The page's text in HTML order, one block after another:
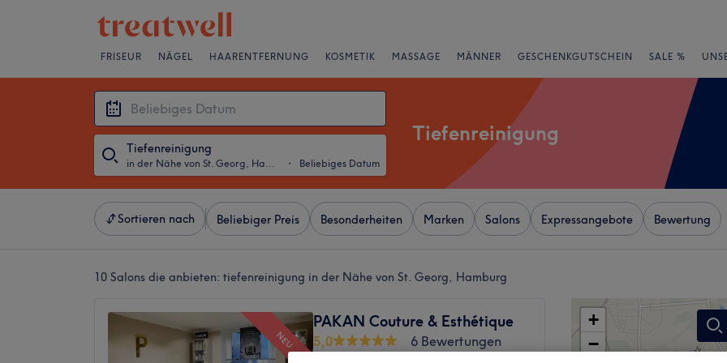
FRISEUR NÄGEL HAARENTFERNUNG KOSMETIK MASSAGE MÄNNER GESCHENKGUTSCHEIN SALE %
Tiefenreinigung
in der Nähe von St. Georg, Hamburg ・ Beliebiges Datum
Tiefenreinigung
Sortieren nach Beliebiger Preis Besonderheiten Marken Salons Expressangebote Bewertung
10 Salons die anbieten: tiefenreinigung in der Nähe von St. Georg, Hamburg
NEU
PAKAN Couture & Esthétique
5,0
6 Bewertungen
+
−